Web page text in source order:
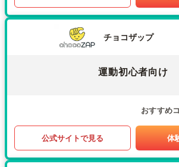
チョコザップ
運動初心者向け
おすすめ
公式サイトで見る 体